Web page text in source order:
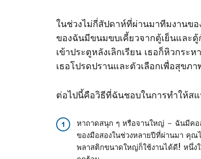
ในช่วงไม่กี่สัปดาห์ที่ผ่านมาทีมงานข
ของฉันมีขนมขบเคี้ยวจากตู้เย็นและ
เข้าประตูหลังเลิกเรียน เธอก็หิวกร
เธอโปรดปรานและตัวเลือกเพื่อสุขภ
ต่อไปนี้คือวิธีที่ฉันชอบในการทําให้ส
1
หาถาดสนุก ๆ หรือจานใหญ่ – ฉันมีคอ
ของมือสองในช่วงหลายปีที่ผ่านมา คุณ
พลาสติกขนาดใหญ่ก็ใช้งานได้ดี! หนึ่ง